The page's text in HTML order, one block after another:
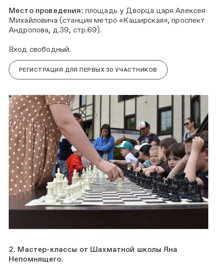
Место проведения: площадь у Дворца царя Алексея
Михайловича (станция метро «Каширская», проспект
Андропова, д.39, стр.69).
Вход свободный.
РЕГИСТРАЦИЯ ДЛЯ ПЕРВЫХ 30 УЧАСТНИКОВ
2. Мастер-классы от Шахматной школы Яна
Непомнящего.